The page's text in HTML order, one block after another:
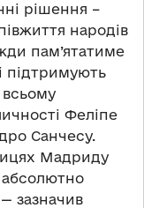
рішення –
народів
пам’ятатиме
підтримують
Феліпе
Санчесу.
Мадриду
абсолютно
зазначив